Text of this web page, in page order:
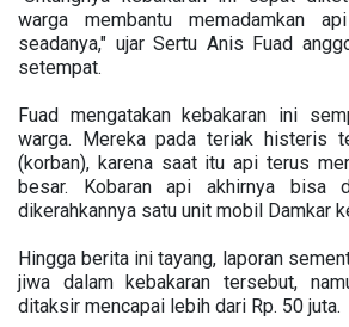
warga membantu memadamkan
seadanya," ujar Sertu Anis Fuad
setempat.
Fuad mengatakan kebakaran ini
warga. Mereka pada teriak histeris
(korban), karena saat itu api terus
besar. Kobaran api akhirnya bisa
dikerahkannya satu unit mobil Damkar
Hingga berita ini tayang, laporan
jiwa dalam kebakaran tersebut,
ditaksir mencapai lebih dari Rp. 50 juta.